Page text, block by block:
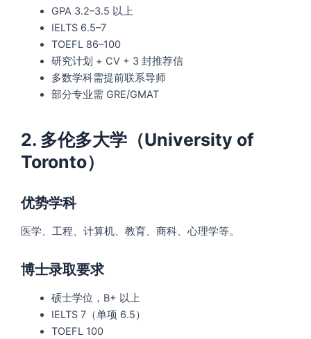
GPA 3.2–3.5 以上
IELTS 6.5–7
TOEFL 86–100
研究计划 + CV + 3 封推荐信
多数学科需提前联系导师
部分专业需 GRE/GMAT
2. 多伦多大学（University of
Toronto）
优势学科
医学、工程、计算机、教育、商科、心理学等。
博士录取要求
硕士学位，B+ 以上
IELTS 7（单项 6.5）
TOEFL 100